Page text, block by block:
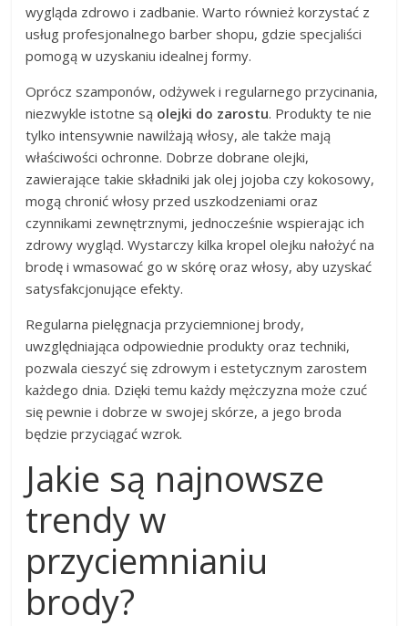
wygląda zdrowo i zadbanie. Warto również korzystać z
usług profesjonalnego barber shopu, gdzie specjaliści
pomogą w uzyskaniu idealnej formy.
Oprócz szamponów, odżywek i regularnego przycinania,
niezwykle istotne są olejki do zarostu. Produkty te nie
tylko intensywnie nawilżają włosy, ale także mają
właściwości ochronne. Dobrze dobrane olejki,
zawierające takie składniki jak olej jojoba czy kokosowy,
mogą chronić włosy przed uszkodzeniami oraz
czynnikami zewnętrznymi, jednocześnie wspierając ich
zdrowy wygląd. Wystarczy kilka kropel olejku nałożyć na
brodę i wmasować go w skórę oraz włosy, aby uzyskać
satysfakcjonujące efekty.
Regularna pielęgnacja przyciemnionej brody,
uwzględniająca odpowiednie produkty oraz techniki,
pozwala cieszyć się zdrowym i estetycznym zarostem
każdego dnia. Dzięki temu każdy mężczyzna może czuć
się pewnie i dobrze w swojej skórze, a jego broda
będzie przyciągać wzrok.
Jakie są najnowsze
trendy w
przyciemnianiu
brody?